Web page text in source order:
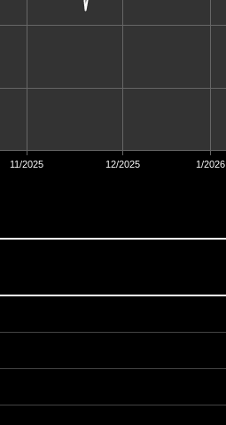
11/2025 12/2025 1/2026